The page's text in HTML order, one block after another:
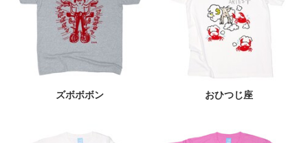
ズボボボン おひつじ座